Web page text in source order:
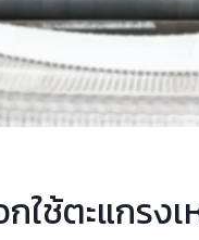
ใช้ตะแกรง